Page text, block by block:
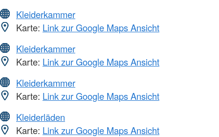
Kleiderkammer
Karte: Link zur Google Maps Ansicht
Kleiderkammer
Karte: Link zur Google Maps Ansicht
Kleiderkammer
Karte: Link zur Google Maps Ansicht
Kleiderläden
Karte: Link zur Google Maps Ansicht